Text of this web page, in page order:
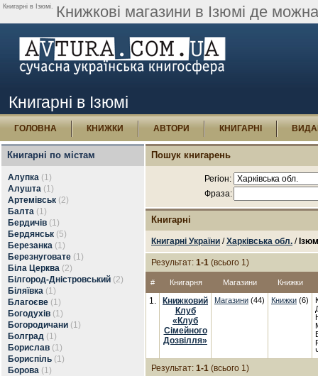
Книгарні в Ізюмі. Книжкові магазини в Ізюмі де
Книгарні в Ізюмі
ГОЛОВНА КНИЖКИ АВТОРИ КНИГАРНІ
Книгарні по містам
Алупка (1)
Алушта (1)
Артемівськ (2)
Балта (1)
Бердичів (1)
Бердянськ (5)
Березанка (1)
Березнуговате (1)
Біла Церква (2)
Білгород-Дністровський (2)
Біляївка (1)
Благоєве (1)
Богодухів (1)
Богородичани (1)
Болград (1)
Борислав (1)
Бориспіль (1)
Борова (1)
Пошук книгарень
Регіон:
Фраза:
Книгарні
Книгарні України /Харківська обл. / Ізюм
Результат: 1-1 (всього 1)
# Книгарня Магазини Книжки
1.
Книжковий
Клуб
«Клуб
Сімейного
Дозвілля»
Магазини (44) Книжки (6)
Результат: 1-1 (всього 1)